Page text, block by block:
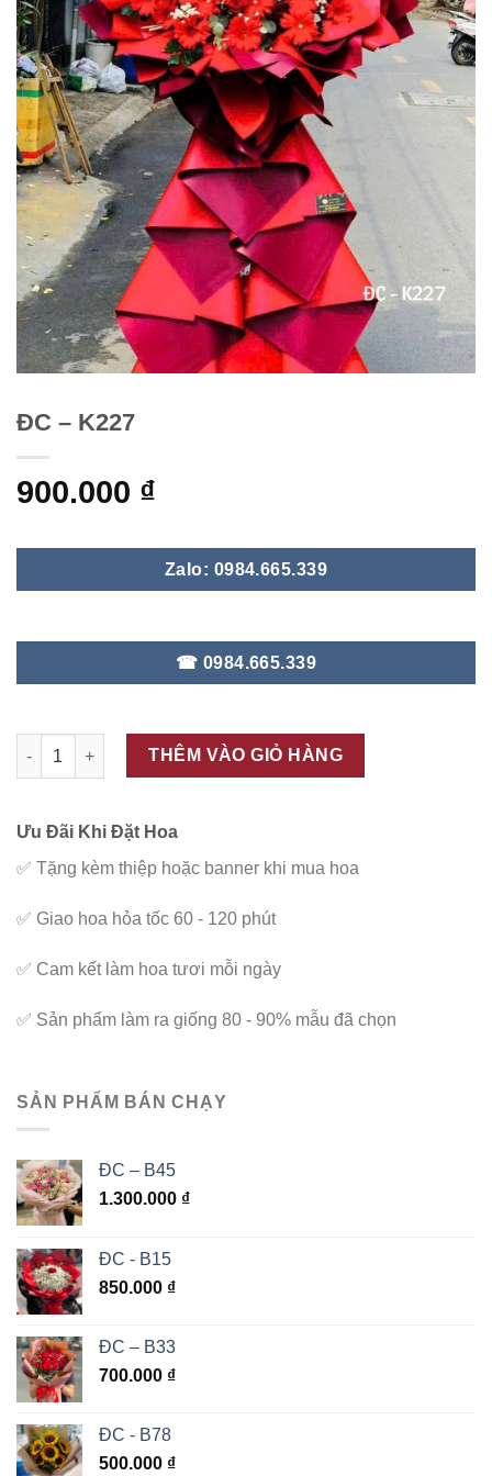
ĐC – K227
900.000 ₫
Zalo: 0984.665.339
☎ 0984.665.339
ĐC - K227 số lượng
THÊM VÀO GIỎ HÀNG
Ưu Đãi Khi Đặt Hoa
✅ Tặng kèm thiệp hoặc banner khi mua hoa
✅ Giao hoa hỏa tốc 60 - 120 phút
✅ Cam kết làm hoa tươi mỗi ngày
✅ Sản phẩm làm ra giống 80 - 90% mẫu đã chọn
SẢN PHẨM BÁN CHẠY
ĐC – B45
1.300.000 ₫
ĐC - B15
850.000 ₫
ĐC – B33
700.000 ₫
ĐC - B78
500.000 ₫